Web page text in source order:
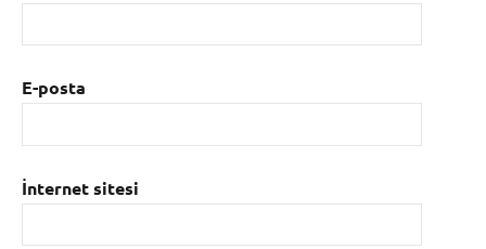
E-posta
İnternet sitesi